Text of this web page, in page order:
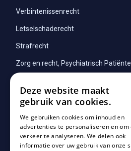
Verbintenissenrecht
Letselschaderecht
Strafrecht
Zorg en recht, Psychiatrisch
Informatie
Algemene voorwaarden
Privacy Policy
Deze website maakt
gebruik van cookies.
We gebruiken cookies om inhoud en
advertenties te personaliseren en om
verkeer te analyseren. We delen ook
informatie over uw gebruik van onze